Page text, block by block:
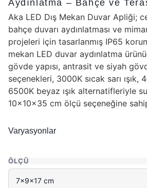
Aydınlatma – Bahçe ve
Aka LED Dış Mekan Duvar Apliği;
bahçe duvarı aydınlatması ve
projeleri için tasarlanmış IP65
mekan LED duvar aydınlatma
gövde yapısı, antrasit ve siyah
seçenekleri, 3000K sıcak sarı ışık,
6500K beyaz ışık alternatifleriyle
10x10x35 cm ölçü seçeneğine
Varyasyonlar
ÖLÇÜ